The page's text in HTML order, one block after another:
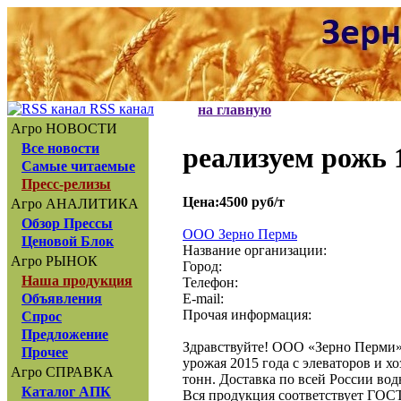
RSS канал
Агро НОВОСТИ
Все новости
Самые читаемые
Пресс-релизы
Агро АНАЛИТИКА
Обзор Прессы
Ценовой Блок
Агро РЫНОК
Наша продукция
Объявления
Спрос
Предложение
Прочее
Агро СПРАВКА
Каталог АПК
на главную
реализуем рожь
Цена:4500 руб/т
ООО Зерно Пермь
Название организации:
Город:
Телефон:
E-mail:
Прочая информация:
Здравствуйте! ООО «Зерно Перми»
урожая 2015 года с элеваторов и
тонн. Доставка по всей России
Вся продукция соответствует